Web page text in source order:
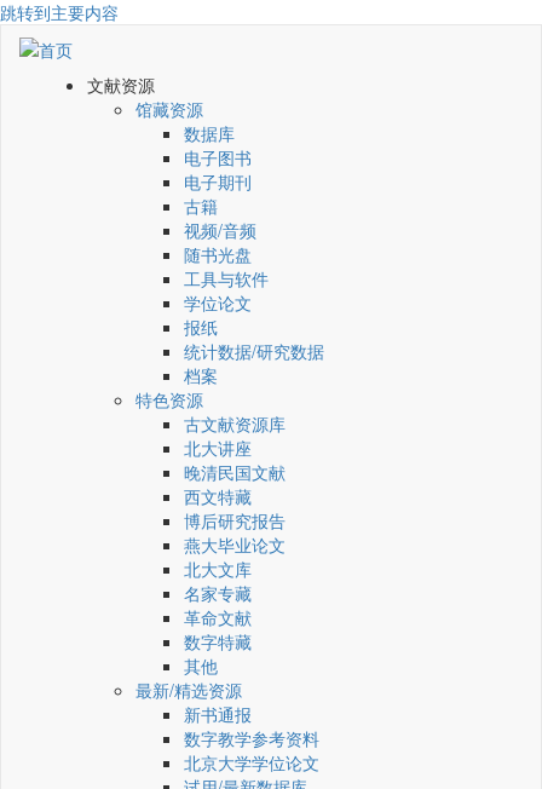
跳转到主要内容
文献资源
馆藏资源
数据库
电子图书
电子期刊
古籍
视频/音频
随书光盘
工具与软件
学位论文
报纸
统计数据/研究数据
档案
特色资源
古文献资源库
北大讲座
晚清民国文献
西文特藏
博后研究报告
燕大毕业论文
北大文库
名家专藏
革命文献
数字特藏
其他
最新/精选资源
新书通报
数字教学参考资料
北京大学学位论文